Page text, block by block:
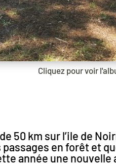
Cliquez pour voir
50 km sur l’ile de
en forêt et
année une